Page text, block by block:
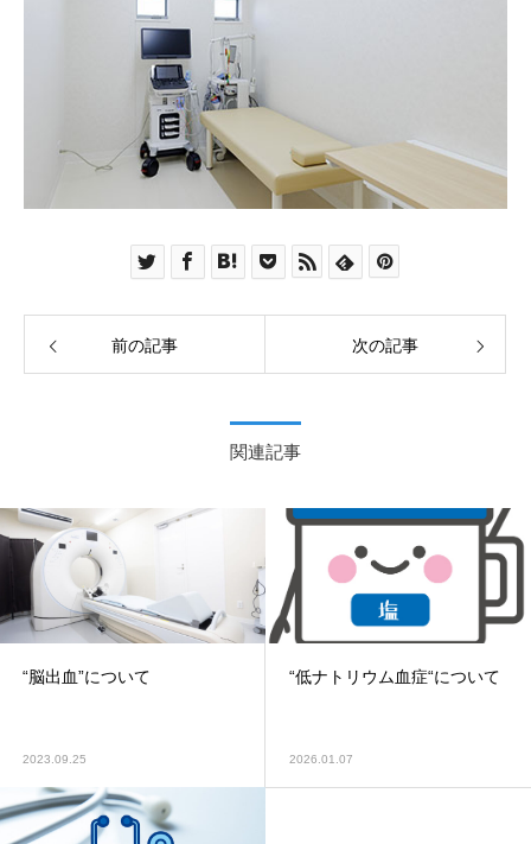
前の記事 次の記事
関連記事
“脳出血”について
2023.09.25
“低ナトリウム血症“について
2026.01.07